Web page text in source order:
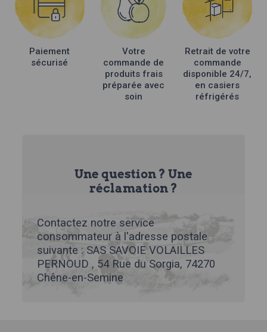
Paiement
sécurisé
Votre
commande de
produits frais
préparée avec
soin
Retrait de votre
commande
disponible 24/7,
en casiers
réfrigérés
Une question ? Une
réclamation ?
Contactez notre service
consommateur à l'adresse postale
suivante : SAS SAVOIE VOLAILLES
PERNOUD , 54 Rue du Sorgia, 74270
Chêne-en-Semine